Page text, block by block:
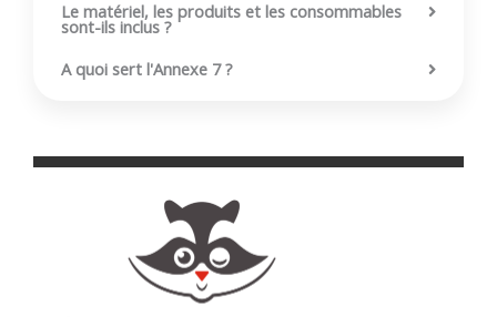
Le matériel, les produits et les consommables
sont-ils inclus ?
A quoi sert l'Annexe 7 ?